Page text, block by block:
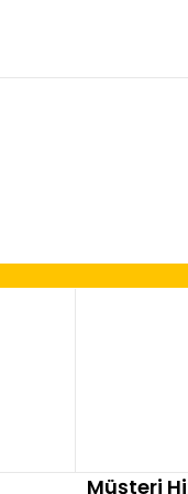
olmalı.
Müşteri